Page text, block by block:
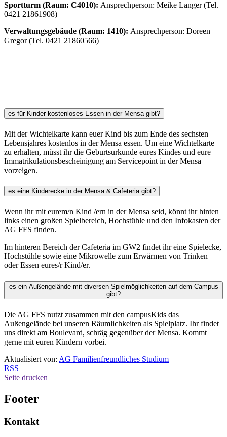
Sportturm (Raum: C4010): Ansprechperson: Meike Langer (Tel.
0421 21861908)
Verwaltungsgebäude (Raum: 1410): Ansprechperson: Doreen
Gregor (Tel. 0421 21860566)
es für Kinder kostenloses Essen in der Mensa gibt?
Mit der Wichtelkarte kann euer Kind bis zum Ende des sechsten
Lebensjahres kostenlos in der Mensa essen. Um eine Wichtelkarte
zu erhalten, müsst ihr die Geburtsurkunde eures Kindes und eure
Immatrikulationsbescheinigung am Servicepoint in der Mensa
vorzeigen.
es eine Kinderecke in der Mensa & Cafeteria gibt?
Wenn ihr mit eurem/n Kind /ern in der Mensa seid, könnt ihr hinten
links einen großen Spielbereich, Hochstühle und den Infokasten der
AG FFS finden.
Im hinteren Bereich der Cafeteria im GW2 findet ihr eine Spielecke,
Hochstühle sowie eine Mikrowelle zum Erwärmen von Trinken
oder Essen eures/r Kind/er.
es ein Außengelände mit diversen Spielmöglichkeiten auf dem Campus
gibt?
Die AG FFS nutzt zusammen mit den campusKids das
Außengelände bei unseren Räumlichkeiten als Spielplatz. Ihr findet
uns direkt am Boulevard, schräg gegenüber der Mensa. Kommt
gerne mit euren Kindern vorbei.
Aktualisiert von: AG Familienfreundliches Studium
RSS
Seite drucken
Footer
Kontakt